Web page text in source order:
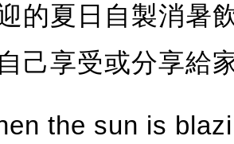
的夏日自製消暑
己享受或分享給
the sun is